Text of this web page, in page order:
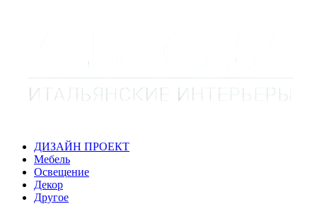
ДИЗАЙН ПРОЕКТ
Мебель
Освещение
Декор
Другое